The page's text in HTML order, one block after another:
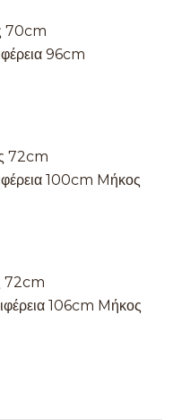
70cm
96cm
72cm
100cm Mήκος
72cm
106cm Mήκος